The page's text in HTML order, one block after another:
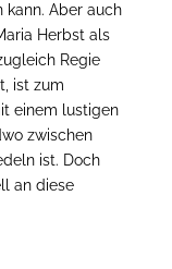
kann. Aber auch
Herbst als
Regie
ist zum
einem lustigen
zwischen
ist. Doch
an diese